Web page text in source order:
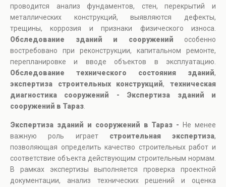
проводится анализ фундаментов, стен, перекрытий и
металлических конструкций, выявляются дефекты,
трещины, коррозия и признаки физического износа.
Обследование зданий и сооружений особенно
востребовано при реконструкции, капитальном ремонте,
перепланировке и вводе объектов в эксплуатацию.
Обследование технического состояния зданий,
экспертиза строительных конструкций,техническая
диагностика сооружений - Экспертиза зданий и
сооружений в Тараз
Экспертиза зданий и сооружений в Тараз -
Не менее
важную роль играет строительная экспертиза,
позволяющая определить качество строительных работ и
соответствие объекта действующим строительным нормам.
В рамках экспертизы выполняется проверка проектной
документации, анализ технических решений и оценка